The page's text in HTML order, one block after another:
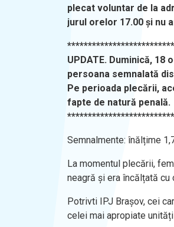
plecat voluntar de la
jurul orelor 17.00 și nu
UPDATE. Duminică,
persoana semnalată
Pe perioada plecării,
fapte de natură penală.
Semnalmente: înălțime
La momentul plecării,
neagră și era încălțată cu
Potrivti IPJ Brașov, cei
celei mai apropiate